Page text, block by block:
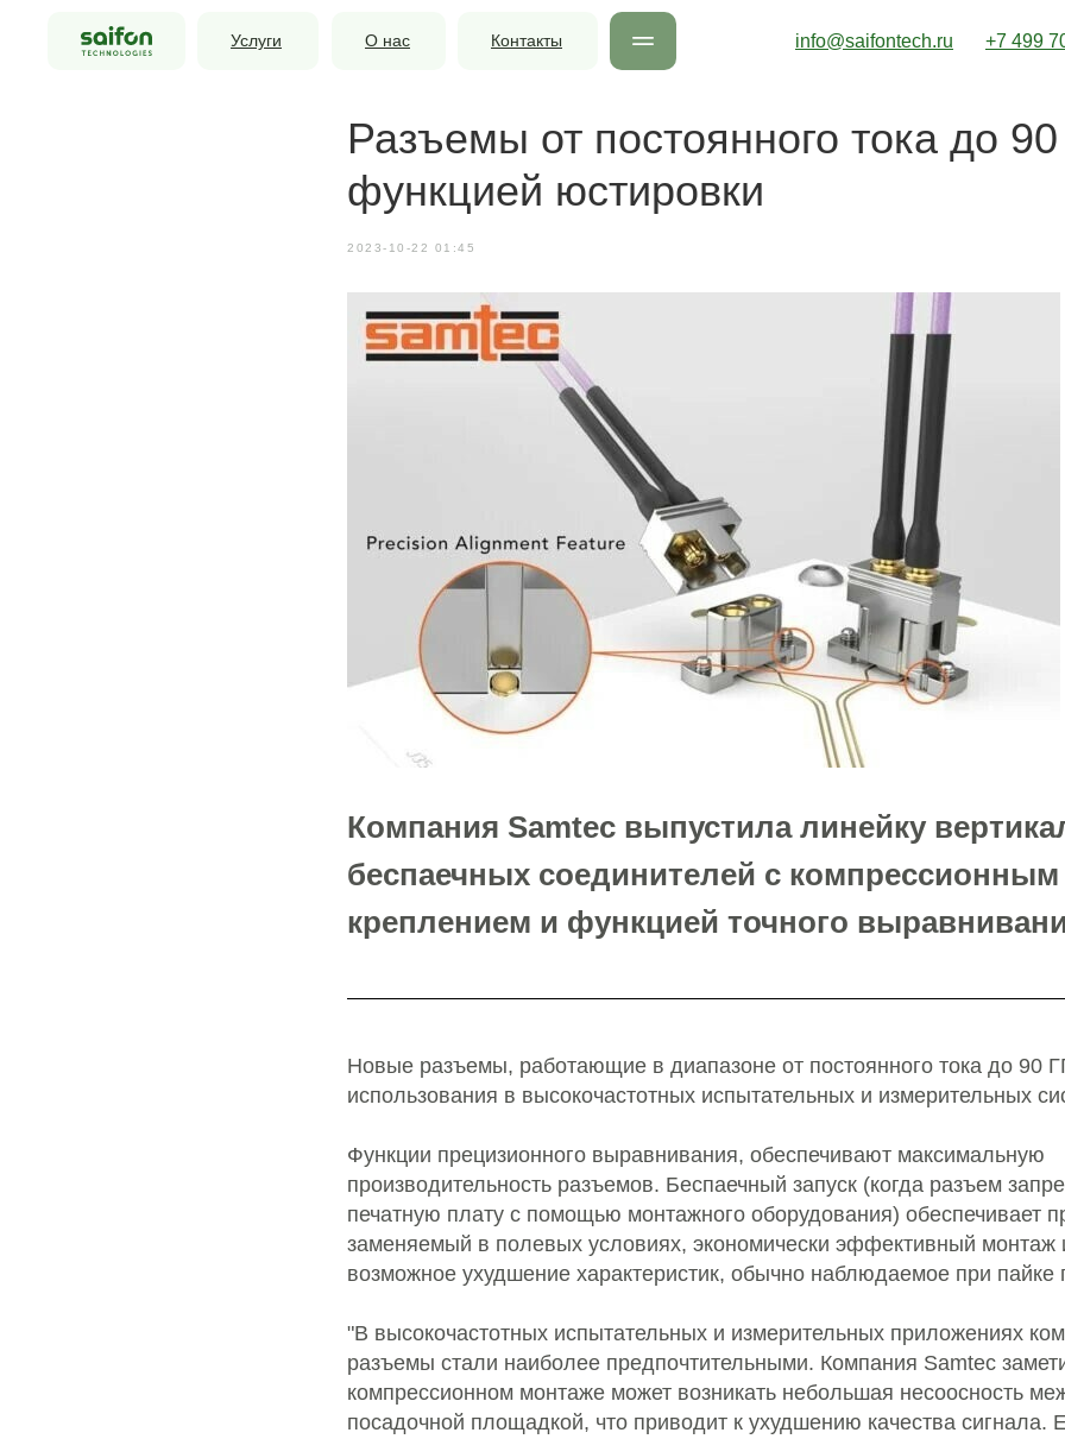
Услуги О нас Контакты +7 499
info@saifontech.ru
Разъемы от постоянного тока до
функцией юстировки
2023-10-22 01:45
Компания Samtec выпустила линейку
беспаечных соединителей с компрессионным
креплением и функцией точного
Новые разъемы, работающие в диапазоне от постоянного тока до 90
использования в высокочастотных испытательных и измерительных
Функции прецизионного выравнивания, обеспечивают максимальную
производительность разъемов. Беспаечный запуск (когда разъем
печатную плату с помощью монтажного оборудования) обеспечивает
заменяемый в полевых условиях, экономически эффективный монтаж
возможное ухудшение характеристик, обычно наблюдаемое при пайке
"В высокочастотных испытательных и измерительных приложениях
разъемы стали наиболее предпочтительными. Компания Samtec
компрессионном монтаже может возникать небольшая несоосность
посадочной площадкой, что приводит к ухудшению качества сигнала.